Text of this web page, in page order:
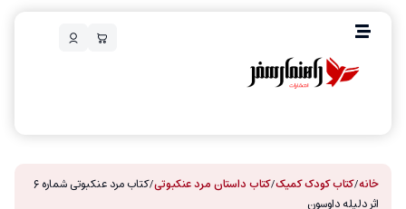
خانه/کتاب کودک کمیک/کتاب داستان مرد عنکبوتی
/ کتاب مرد عنکبوتی شماره ۶
اثر دلیله داوسون